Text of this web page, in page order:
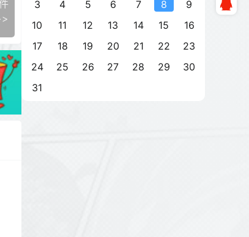
3
4 5 6 7 8
9
10
11 12 13 14 15
16
17
18 19 20 21 22
23
24
25 26 27 28 29
30
31